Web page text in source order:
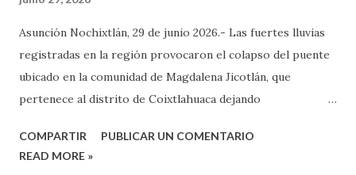
Asunción Nochixtlán, 29 de junio 2026.- Las fuertes lluvias
registradas en la región provocaron el colapso del puente
ubicado en la comunidad de Magdalena Jicotlán, que
pertenece al distrito de Coixtlahuaca dejando
de cientos de habitantes. De acuerdo con los primeros
COMPARTIR
PUBLICAR UN COMENTARIO
READ MORE »